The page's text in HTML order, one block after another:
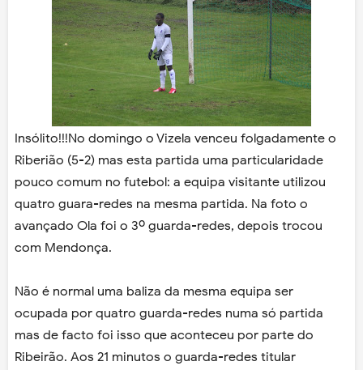
Insólito!!!No domingo o Vizela venceu folgadamente o
Riberião (5-2) mas esta partida uma particularidade
pouco comum no futebol: a equipa visitante utilizou
quatro guara-redes na mesma partida. Na foto o
avançado Ola foi o 3º guarda-redes, depois trocou
com Mendonça.
Não é normal uma baliza da mesma equipa ser
ocupada por quatro guarda-redes numa só partida
mas de facto foi isso que aconteceu por parte do
Ribeirão. Aos 21 minutos o guarda-redes titular